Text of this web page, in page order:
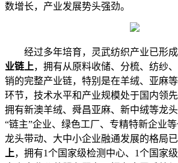
数增长，产业发展势头强劲。
经过多年培育，灵武纺织产业已形成
业链上，拥有从原料收储、分梳、纺纱
销的完整产业链，特别是在羊绒、亚麻
环节，技术水平和产业规模处于国内领先
拥有新澳羊绒、舜昌亚麻、新中绒等龙
“链主”企业、绿色工厂、专精特新企业等
龙头带动、大中小企业融通发展的格局已
上，拥有1个国家级检测中心、1个国家